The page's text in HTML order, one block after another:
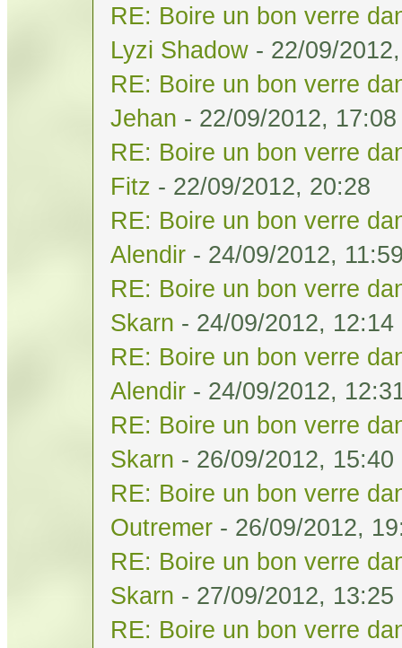
RE: Boire un bon verre
Lyzi Shadow - 22/09/
RE: Boire un bon verre
Jehan - 22/09/2012, 17:08
RE: Boire un bon verre
Fitz - 22/09/2012, 20:28
RE: Boire un bon verre
Alendir - 24/09/2012,
RE: Boire un bon verre
Skarn - 24/09/2012, 12:14
RE: Boire un bon verre
Alendir - 24/09/2012,
RE: Boire un bon verre
Skarn - 26/09/2012, 15:40
RE: Boire un bon verre
Outremer - 26/09/2012,
RE: Boire un bon verre
Skarn - 27/09/2012, 13:25
RE: Boire un bon verre